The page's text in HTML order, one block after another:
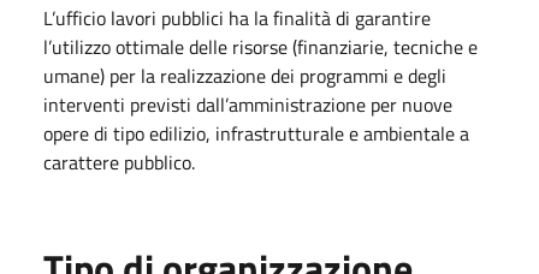
L’ufficio lavori pubblici ha la finalità di garantire
l’utilizzo ottimale delle risorse (finanziarie, tecniche e
umane) per la realizzazione dei programmi e degli
interventi previsti dall’amministrazione per nuove
opere di tipo edilizio, infrastrutturale e ambientale a
carattere pubblico.